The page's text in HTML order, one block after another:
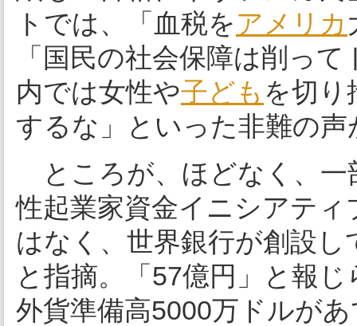
トでは、「血税をアメリカ
「国民の社会保障は削っ
内では女性や子ども を切り
するな」といった非難の
ところが、ほどなく、一
性起業家資金イニシアテ
はなく、世界銀行が創設
と指摘。「57億円」と報
外貨準備高5000万ドルが